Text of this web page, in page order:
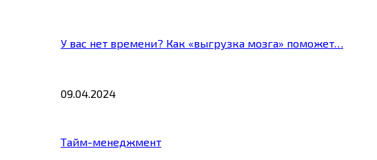
У вас нет времени? Как «выгрузка мозга» поможет…
09.04.2024
Тайм-менеджмент